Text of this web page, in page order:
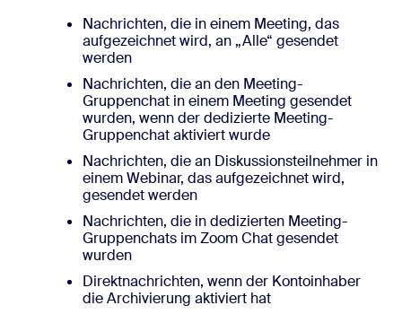
Nachrichten, die in einem Meeting, das
aufgezeichnet wird, an „Alle“ gesendet
werden
Nachrichten, die an den Meeting-
Gruppenchat in einem Meeting gesendet
wurden, wenn der dedizierte Meeting-
Gruppenchat aktiviert wurde
Nachrichten, die an Diskussionsteilnehmer in
einem Webinar, das aufgezeichnet wird,
gesendet werden
Nachrichten, die in dedizierten Meeting-
Gruppenchats im Zoom Chat gesendet
wurden
Direktnachrichten, wenn der Kontoinhaber
die Archivierung aktiviert hat